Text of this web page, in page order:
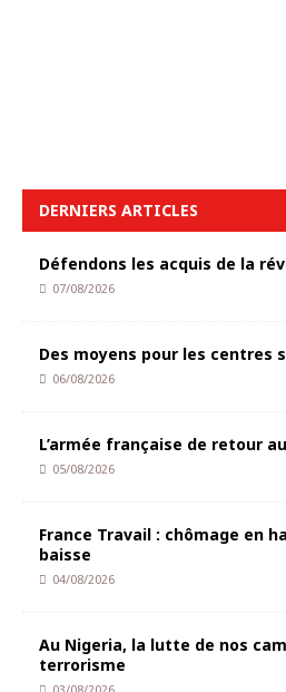
DERNIERS ARTICLES
Défendons les acquis de la
07/08/2026
Des moyens pour les centres
06/08/2026
L’armée française de retour
05/08/2026
France Travail : chômage en
baisse
04/08/2026
Au Nigeria, la lutte de nos
terrorisme